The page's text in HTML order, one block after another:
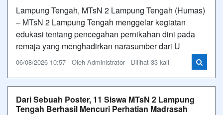
Lampung Tengah, MTsN 2 Lampung Tengah (Humas)
– MTsN 2 Lampung Tengah menggelar kegiatan
edukasi tentang pencegahan pernikahan dini pada
remaja yang menghadirkan narasumber dari U
06/08/2026 10:57 - Oleh Administrator - Dilihat 33 kali
Dari Sebuah Poster, 11 Siswa MTsN 2 Lampung
Tengah Berhasil Mencuri Perhatian Madrasah